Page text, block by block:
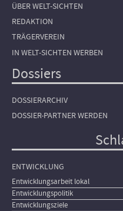
ÜBER WELT-SICHTEN
REDAKTION
TRÄGERVEREIN
IN WELT-SICHTEN WERBEN
Dossiers
DOSSIERARCHIV
DOSSIER-PARTNER WERDEN
ENTWICKLUNG
Entwicklungsarbeit lokal
Entwicklungspolitik
Entwicklungsziele